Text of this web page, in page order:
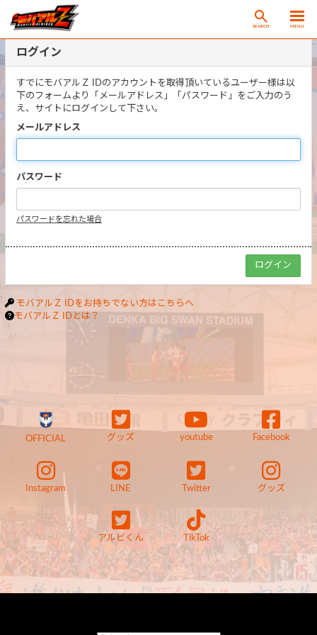
SEARCH MENU
ログイン
すでにモバアルＺ IDのアカウントを取得頂いているユーザー様は以
下のフォームより「メールアドレス」「パスワード」をご入力のう
え、サイトにログインして下さい。
メールアドレス
パスワード
パスワードを忘れた場合
モバアルＺ IDをお持ちでない方はこちらへ
モバアルＺ IDとは？
OFFICIAL グッズ youtube Facebook
Instagram LINE Twitter グッズ
アルビくん TikTok